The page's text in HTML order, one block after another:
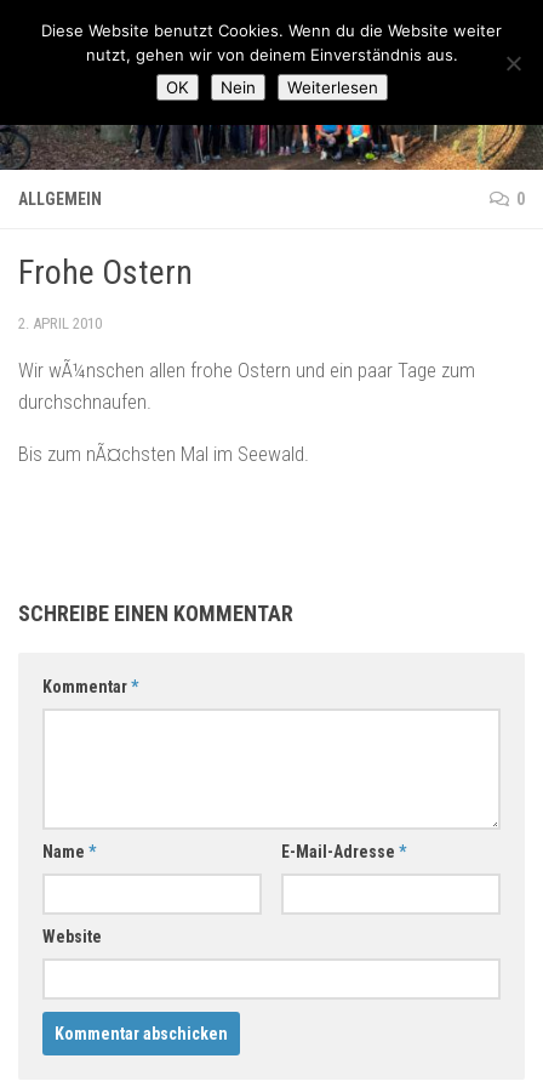
Zum Inhalt springen
Lauftreff-FN
ALLGEMEIN 0
Frohe Ostern
2. APRIL 2010
Wir wÃ¼nschen allen frohe Ostern und ein paar Tage zum
durchschnaufen.
Bis zum nÃ¤chsten Mal im Seewald.
SCHREIBE EINEN KOMMENTAR
Kommentar*
Name * E-Mail-Adresse *
Website
Diese Website benutzt Cookies. Wenn du die Website weiter
nutzt, gehen wir von deinem Einverständnis aus.
OK
Nein Weiterlesen